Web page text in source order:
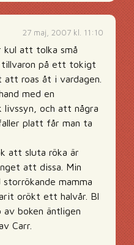
27 maj, 2007 kl. 11:10
kul att tolka små
tillvaron på ett tokigt
roas åt i vardagen.
med en
livssyn, och att några
platt får man ta
att sluta röka är
att dissa. Min
mamma
orökt ett halvår. Bl
av boken äntligen
Carr.